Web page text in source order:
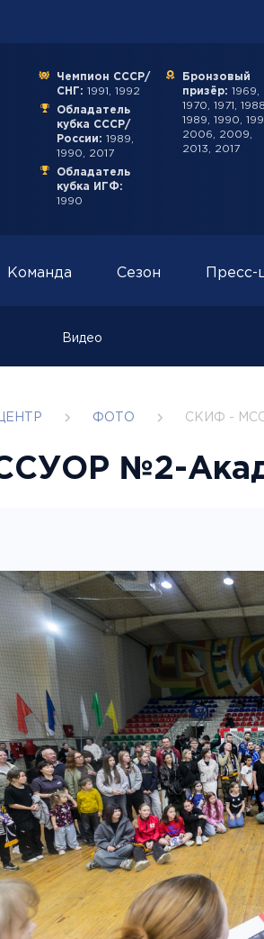
Чемпион СССР/
СНГ: 1991, 1992
Обладатель
кубка СССР/
России: 1989,
1990, 2017
Обладатель
кубка ИГФ:
1990
Бронзовый
призёр: 1969,
1970, 1971, 1988,
1989, 1990,
2006, 2009,
2013, 2017
Команда Сезон Пресс-
Видео
ФОТО CКИФ -
№2-